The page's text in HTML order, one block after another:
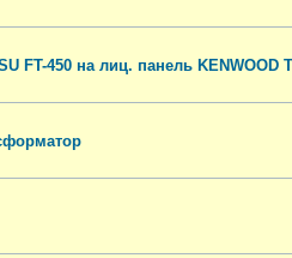
FT-450 на лиц. панель KENWOOD